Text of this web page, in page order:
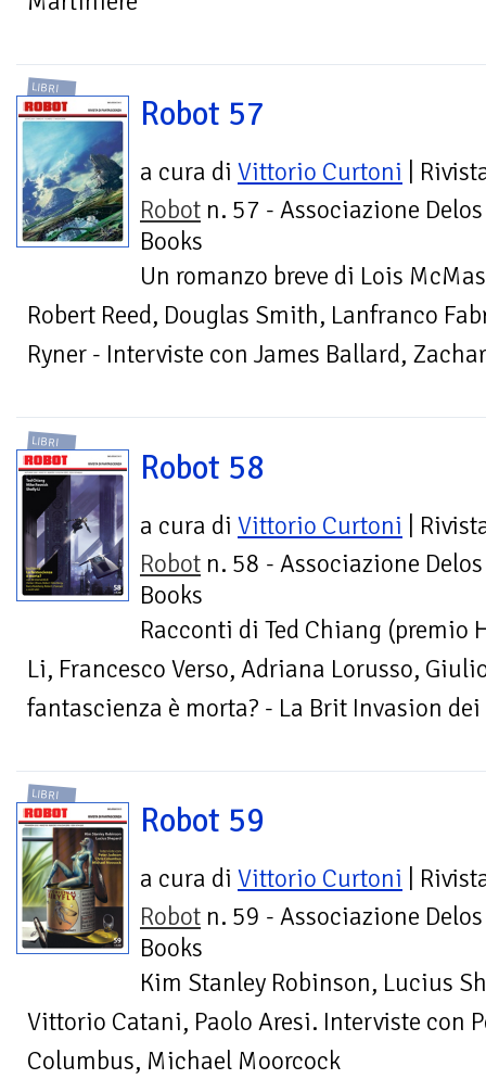
LIBRI
Robot 57
a cura di Vittorio Curtoni |
Robot n. 57 - Associazione Delos
Books
Un romanzo breve di Lois
Robert Reed, Douglas Smith, Lanfranco
Ryner - Interviste con James Ballard,
LIBRI
Robot 58
a cura di Vittorio Curtoni |
Robot n. 58 - Associazione Delos
Books
Racconti di Ted Chiang (premio
Li, Francesco Verso, Adriana Lorusso,
fantascienza è morta? - La Brit Invasion
LIBRI
Robot 59
a cura di Vittorio Curtoni |
Robot n. 59 - Associazione Delos
Books
Kim Stanley Robinson, Lucius
Vittorio Catani, Paolo Aresi. Interviste con
Columbus, Michael Moorcock